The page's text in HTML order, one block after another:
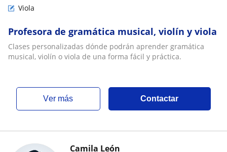
Viola
Profesora de gramática musical, violín y viola
Clases personalizadas dónde podrán aprender gramática
musical, violín o viola de una forma fácil y práctica.
ver más Contactar
Camila León